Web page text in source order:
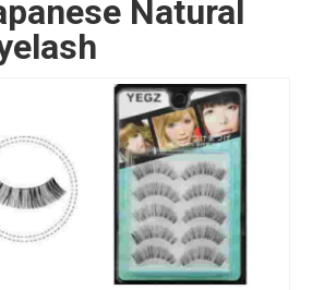
Natural